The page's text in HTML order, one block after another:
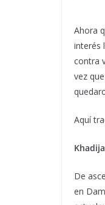
Ahora
interés
contra
vez
Aquí
De
en